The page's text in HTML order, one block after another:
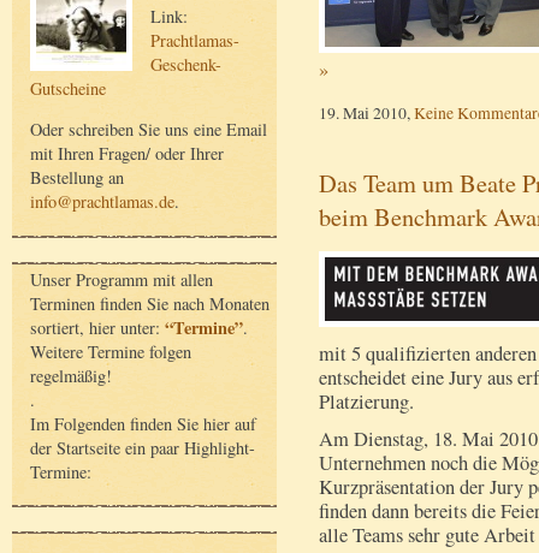
Link:
Prachtlamas-
Geschenk-
Gutscheine
Oder schreiben Sie uns eine Email
mit Ihren Fragen/ oder Ihrer
Bestellung an
info@prachtlamas.de.
Unser Programm mit allen
Terminen finden Sie nach Monaten
sortiert, hier unter: “Termine”.
Weitere Termine folgen
regelmäßig!
.
Im Folgenden finden Sie hier auf
der Startseite ein paar Highlight-
Termine:
»
19. Mai 2010, Keine
Das Team um Beate
beim Benchmark
mit 5 qualifizierten
entscheidet eine Jury aus
Platzierung.
Am Dienstag, 18. Mai
Unternehmen noch die
Kurzpräsentation der Jury
finden dann bereits die
alle Teams sehr gute